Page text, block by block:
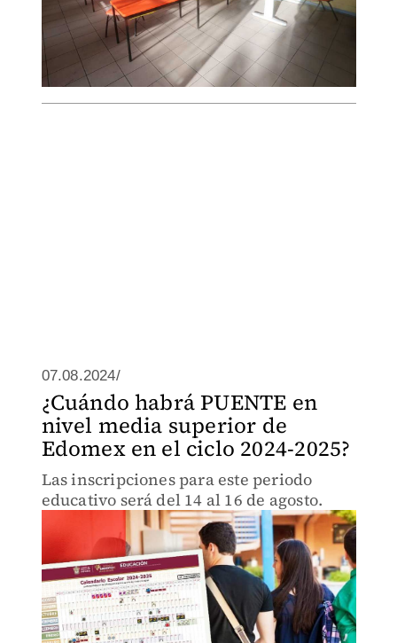
07.08.2024/
¿Cuándo habrá PUENTE en
nivel media superior de
Edomex en el ciclo 2024-2025?
Las inscripciones para este periodo
educativo será del 14 al 16 de agosto.